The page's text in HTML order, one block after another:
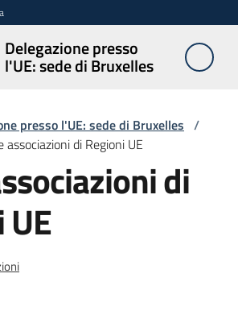
Delegazione presso
l'UE: sede di Bruxelles
l'UE:
presso l'UE: sede di Bruxelles /
associazioni di Regioni UE
di